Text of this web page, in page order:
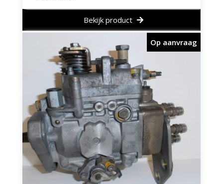
Bekijk product
Op aanvraag